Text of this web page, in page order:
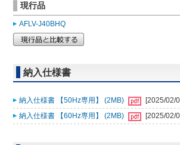
現行品
AFLV-J40BHQ
納入仕様書
納入仕様書 【50Hz専用】 (2MB)
[2025/02/
納入仕様書 【60Hz専用】 (2MB)
[2025/02/